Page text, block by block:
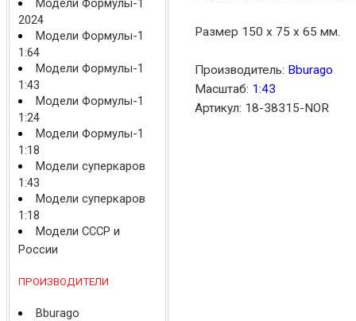
Модели Формулы-1
2024
Модели Формулы-1
1:64
Модели Формулы-1
1:43
Модели Формулы-1
1:24
Модели Формулы-1
1:18
Модели суперкаров
1:43
Модели суперкаров
1:18
Модели СССР и
России
ПРОИЗВОДИТЕЛИ
Bburago
Размер 150 x 75 x 65 мм.
Производитель: Bburago
Масштаб: 1:43
Артикул: 18-38315-NOR